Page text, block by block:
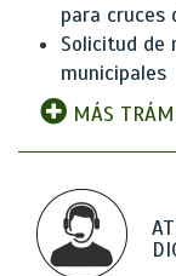
para cruces
Solicitud de
municipales
MÁS